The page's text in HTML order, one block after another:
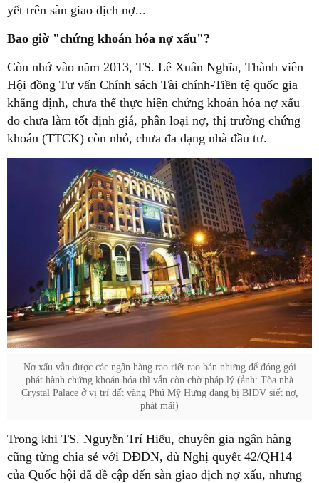
yết trên sàn giao dịch nợ...
Bao giờ "chứng khoán hóa nợ xấu"?
Còn nhớ vào năm 2013, TS. Lê Xuân Nghĩa, Thành viên
Hội đồng Tư vấn Chính sách Tài chính-Tiền tệ quốc gia
khẳng định, chưa thể thực hiện chứng khoán hóa nợ xấu
do chưa làm tốt định giá, phân loại nợ, thị trường chứng
khoán (TTCK) còn nhỏ, chưa đa dạng nhà đầu tư.
Nợ xấu vẫn được các ngân hàng rao riết rao bán nhưng để đóng gói
phát hành chứng khoán hóa thì vẫn còn chờ pháp lý (ảnh: Tòa nhà
Crystal Palace ở vị trí đất vàng Phú Mỹ Hưng đang bị BIDV siết nợ,
phát mãi)
Trong khi TS. Nguyễn Trí Hiếu, chuyên gia ngân hàng
cũng từng chia sẻ với DĐDN, dù Nghị quyết 42/QH14
của Quốc hội đã đề cập đến sàn giao dịch nợ xấu, nhưng